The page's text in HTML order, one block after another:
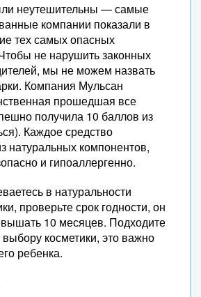
неутешительны — самые
компании показали в
тех самых опасных
не нарушить законных
мы не можем назвать
Компания Мульсан
прошедшая все
получила 10 баллов из
Каждое средство
натуральных компонентов,
и гипоаллергенно.
в натуральности
проверьте срок годности, он
10 месяцев. Подходите
косметики, это важно
ребенка.